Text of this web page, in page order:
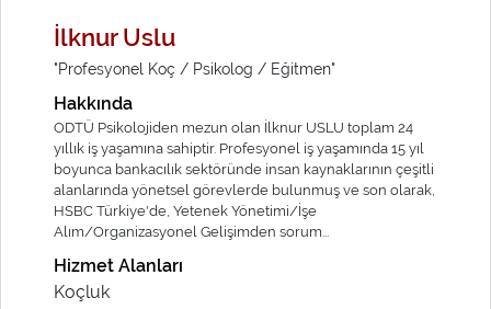
İlknur Uslu
"Profesyonel Koç / Psikolog / Eğitmen"
Hakkında
ODTÜ Psikolojiden mezun olan İlknur USLU toplam 24
yıllık iş yaşamına sahiptir. Profesyonel iş yaşamında 15 yıl
boyunca bankacılık sektöründe insan kaynaklarının çeşitli
alanlarında yönetsel görevlerde bulunmuş ve son olarak,
HSBC Türkiye'de, Yetenek Yönetimi/İşe
Alım/Organizasyonel Gelişimden sorum...
Hizmet Alanları
Koçluk